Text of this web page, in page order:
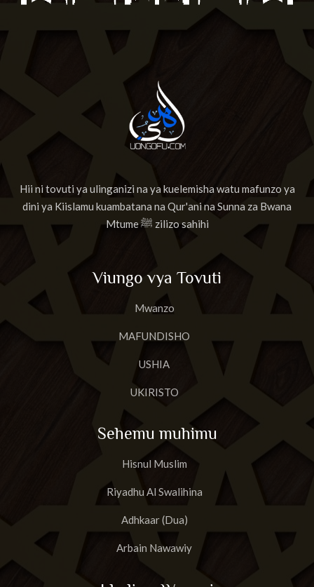
Hii ni tovuti ya ulinganizi na ya kuelemisha watu mafunzo ya
dini ya Kiislamu kuambatana na Qur'ani na Sunna za Bwana
Mtume ﷺ zilizo sahihi
Viungo vya Tovuti
Mwanzo
MAFUNDISHO
USHIA
UKIRISTO
Sehemu muhimu
Hisnul Muslim
Riyadhu Al Swalihina
Adhkaar (Dua)
Arbain Nawawiy